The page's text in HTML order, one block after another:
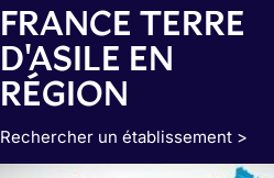
FRANCE TERRE
D'ASILE EN
RÉGION
Rechercher un établissement >